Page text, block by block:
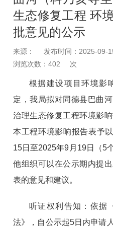
生态修复工程 环
批意见的公示
来源：
发布时间：2025-09-
浏览次数：402 次
根据建设项目环境影
定，我局拟对同德县巴曲
治理生态修复工程环境影
本工程环境影响报告表予
15日至2025年9月19日（5
他组织可以在公示期内提
表的意见和建议。
听证权利告知：依据
法》，自公示起5日内申请